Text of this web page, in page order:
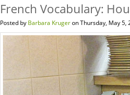
French Vocabulary:
Posted by Barbara Krugeron Thursday, May 5,